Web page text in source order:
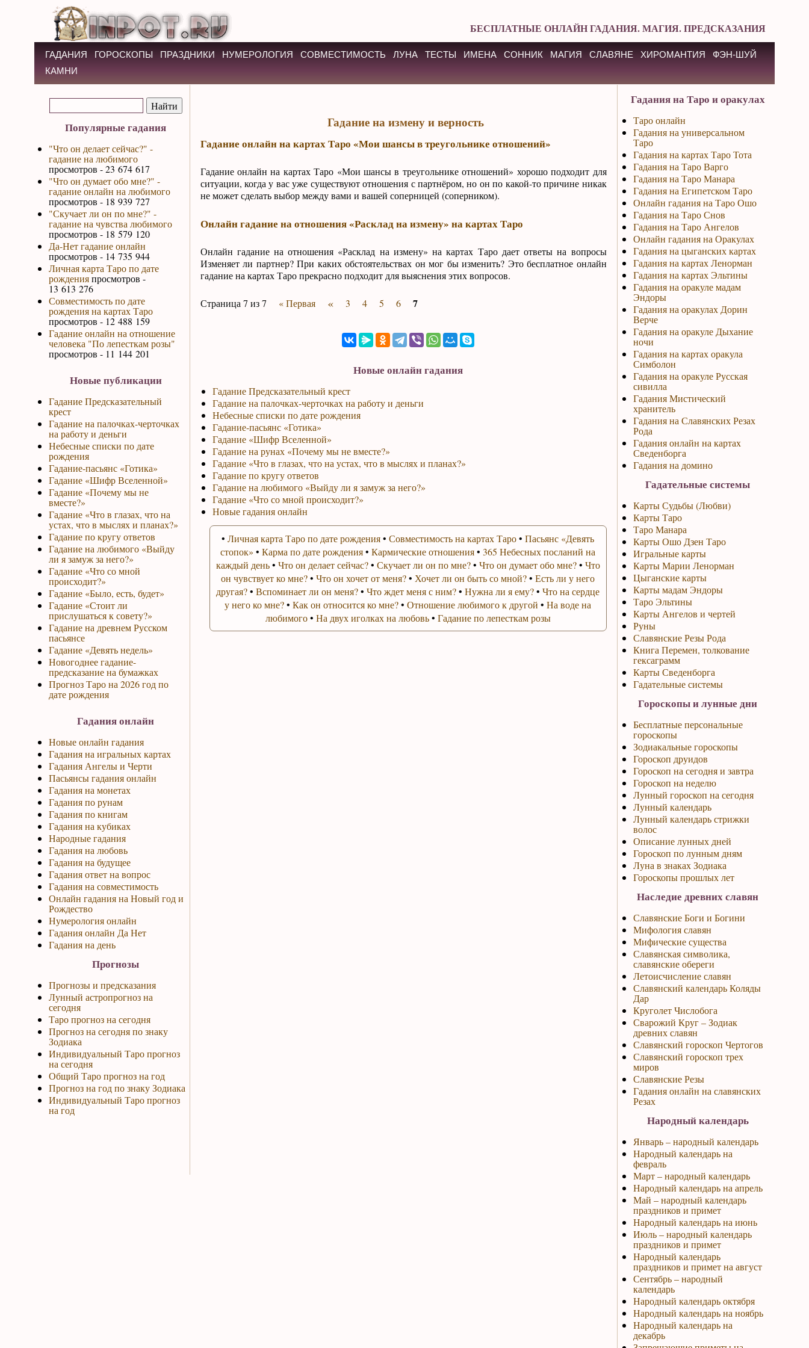
БЕСПЛАТНЫЕ ОНЛАЙН ГАДАНИЯ. МАГИЯ. ПРЕДСКАЗАНИЯ
ГАДАНИЯ ГОРОСКОПЫ ПРАЗДНИКИ НУМЕРОЛОГИЯ СОВМЕСТИМОСТЬ ЛУНА ТЕСТЫ ИМЕНА СОННИК МАГИЯ СЛАВЯНЕ ХИРОМАНТИЯ
ФЭН-ШУЙ
КАМНИ
Популярные гадания
"Что он делает сейчас?" -
гадание на любимого
просмотров - 23 674 617
"Что он думает обо мне?" -
гадание онлайн на любимого
просмотров - 18 939 727
"Скучает ли он по мне?" -
гадание на чувства любимого
просмотров - 18 579 120
Да-Нет гадание онлайн
просмотров - 14 735 944
Личная карта Таро по дате
рожденияпросмотров -
13 613 276
Совместимость по дате
рождения на картах Таро
просмотров - 12 488 159
Гадание онлайн на отношение
человека "По лепесткам розы"
просмотров - 11 144 201
Новые публикации
Гадание Предсказательный
крест
Гадание на палочках-черточках
на работу и деньги
Небесные списки по дате
рождения
Гадание-пасьянс «Готика»
Гадание «Шифр Вселенной»
Гадание «Почему мы не
вместе?»
Гадание «Что в глазах, что на
устах, что в мыслях и планах?»
Гадание по кругу ответов
Гадание на любимого «Выйду
ли я замуж за него?»
Гадание «Что со мной
происходит?»
Гадание «Было, есть, будет»
Гадание «Стоит ли
прислушаться к совету?»
Гадание на древнем Русском
пасьянсе
Гадание «Девять недель»
Новогоднее гадание-
предсказание на бумажках
Прогноз Таро на 2026 год по
дате рождения
Гадания онлайн
Новые онлайн гадания
Гадания на игральных картах
Гадания Ангелы и Черти
Пасьянсы гадания онлайн
Гадания на монетах
Гадания по рунам
Гадания по книгам
Гадания на кубиках
Народные гадания
Гадания на любовь
Гадания на будущее
Гадания ответ на вопрос
Гадания на совместимость
Онлайн гадания на Новый год и
Рождество
Нумерология онлайн
Гадания онлайн Да Нет
Гадания на день
Прогнозы
Прогнозы и предсказания
Лунный астропрогноз на
сегодня
Таро прогноз на сегодня
Прогноз на сегодня по знаку
Зодиака
Индивидуальный Таро прогноз
на сегодня
Общий Таро прогноз на год
Прогноз на год по знаку Зодиака
Индивидуальный Таро прогноз
на год
Гадание на измену и верность
Гадание онлайн на картах Таро «Мои шансы в треугольнике отношений»
Гадание онлайн на картах Таро «Мои шансы в треугольнике отношений» хорошо подходит для
ситуации, когда у вас уже существуют отношения с партнёром, но он по какой-то причине никак
не может сделать выбор между вами и вашей соперницей (соперником).
Онлайн гадание на отношения «Расклад на измену» на картах Таро
Онлайн гадание на отношения «Расклад на измену» на картах Таро дает ответы на вопросы
Изменяет ли партнер? При каких обстоятельствах он мог бы изменить? Это бесплатное онлайн
гадание на картах Таро прекрасно подходит для выяснения этих вопросов.
Страница 7 из 7 « Первая « 3 4 5 6 7
Новые онлайн гадания
Гадание Предсказательный крест
Гадание на палочках-черточках на работу и деньги
Небесные списки по дате рождения
Гадание-пасьянс «Готика»
Гадание «Шифр Вселенной»
Гадание на рунах «Почему мы не вместе?»
Гадание «Что в глазах, что на устах, что в мыслях и планах?»
Гадание по кругу ответов
Гадание на любимого «Выйду ли я замуж за него?»
Гадание «Что со мной происходит?»
Новые гадания онлайн
• Личная карта Таро по дате рождения• Совместимость на картах Таро• Пасьянс «Девять
стопок» • Карма по дате рождения• Кармические отношения• 365 Небесных посланий на
каждый день• Что он делает сейчас?• Скучает ли он по мне?• Что он думает обо мне?• Что
он чувствует ко мне?• Что он хочет от меня?• Хочет ли он быть со мной?• Есть ли у него
другая?• Вспоминает ли он меня?• Что ждет меня с ним?• Нужна ли я ему?• Что на сердце
у него ко мне?• Как он относится ко мне?• Отношение любимого к другой • На воде на
любимого• На двух иголках на любовь• Гадание по лепесткам розы
Гадания на Таро и оракулах
Таро онлайн
Гадания на универсальном
Таро
Гадания на картах Таро Тота
Гадания на Таро Варго
Гадания на Таро Манара
Гадания на Египетском Таро
Онлайн гадания на Таро Ошо
Гадания на Таро Снов
Гадания на Таро Ангелов
Онлайн гадания на Оракулах
Гадания на цыганских картах
Гадания на картах Ленорман
Гадания на картах Эльтины
Гадания на оракуле мадам
Эндоры
Гадания на оракулах Дорин
Верче
Гадания на оракуле Дыхание
ночи
Гадания на картах оракула
Симболон
Гадания на оракуле Русская
сивилла
Гадания Мистический
хранитель
Гадания на Славянских Резах
Рода
Гадания онлайн на картах
Сведенборга
Гадания на домино
Гадательные системы
Карты Судьбы (Любви)
Карты Таро
Таро Манара
Карты Ошо Дзен Таро
Игральные карты
Карты Марии Ленорман
Цыганские карты
Карты мадам Эндоры
Таро Эльтины
Карты Ангелов и чертей
Руны
Славянские Резы Рода
Книга Перемен, толкование
гексаграмм
Карты Сведенборга
Гадательные системы
Гороскопы и лунные дни
Бесплатные персональные
гороскопы
Зодиакальные гороскопы
Гороскоп друидов
Гороскоп на сегодня и завтра
Гороскоп на неделю
Лунный гороскоп на сегодня
Лунный календарь
Лунный календарь стрижки
волос
Описание лунных дней
Гороскоп по лунным дням
Луна в знаках Зодиака
Гороскопы прошлых лет
Наследие древних славян
Славянские Боги и Богини
Мифология славян
Мифические существа
Славянская символика,
славянские обереги
Летоисчисление славян
Славянский календарь Коляды
Дар
Круголет Числобога
Сварожий Круг – Зодиак
древних славян
Славянский гороскоп Чертогов
Славянский гороскоп трех
миров
Славянские Резы
Гадания онлайн на славянских
Резах
Народный календарь
Январь – народный календарь
Народный календарь на
февраль
Март – народный календарь
Народный календарь на апрель
Май – народный календарь
праздников и примет
Народный календарь на июнь
Июль – народный календарь
праздников и примет
Народный календарь
праздников и примет на август
Сентябрь – народный
календарь
Народный календарь октября
Народный календарь на ноябрь
Народный календарь на
декабрь